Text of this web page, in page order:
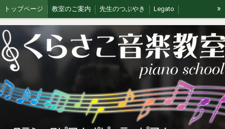
トップページ 教室のご案内 先生のつぶやき Legato
イベント/無料体験 ブログ J&G ステージの思い出
»